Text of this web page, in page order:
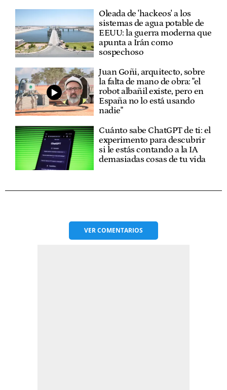
Oleada de 'hackeos' a los
sistemas de agua potable de
EEUU: la guerra moderna que
apunta a Irán como
sospechoso
Juan Goñi, arquitecto, sobre
la falta de mano de obra: "el
robot albañil existe, pero en
España no lo está usando
nadie"
Cuánto sabe ChatGPT de ti: el
experimento para descubrir
si le estás contando a la IA
demasiadas cosas de tu vida
VERCOMENTARIOS